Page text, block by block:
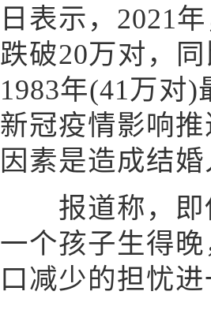
日表示，2021
跌破20万对，
1983年(41万对
新冠疫情影响
因素是造成结
报道称，即
一个孩子生得
口减少的担忧进